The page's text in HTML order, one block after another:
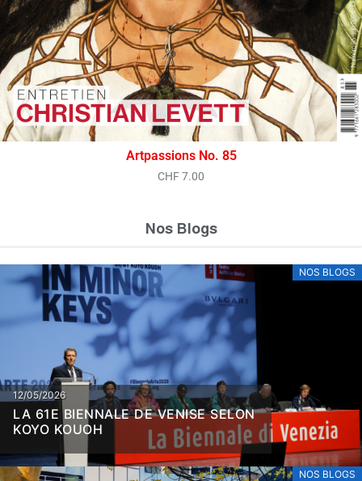
Artpassions No. 85
CHF7.00
Nos Blogs
NOS BLOGS
12/05/2026
LA 61E BIENNALE DE VENISE SELON
KOYO KOUOH
NOS BLOGS